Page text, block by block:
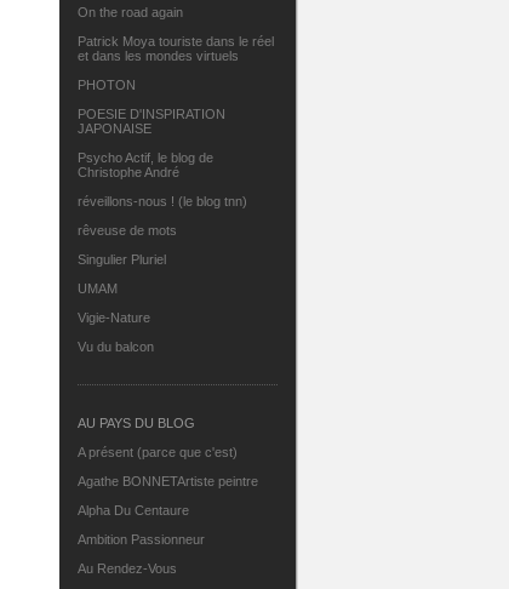
On the road again
Patrick Moya touriste dans le réel
et dans les mondes virtuels
PHOTON
POESIE D'INSPIRATION
JAPONAISE
Psycho Actif, le blog de
Christophe André
réveillons-nous ! (le blog tnn)
rêveuse de mots
Singulier Pluriel
UMAM
Vigie-Nature
Vu du balcon
AU PAYS DU BLOG
A présent (parce que c'est)
Agathe BONNETArtiste peintre
Alpha Du Centaure
Ambition Passionneur
Au Rendez-Vous